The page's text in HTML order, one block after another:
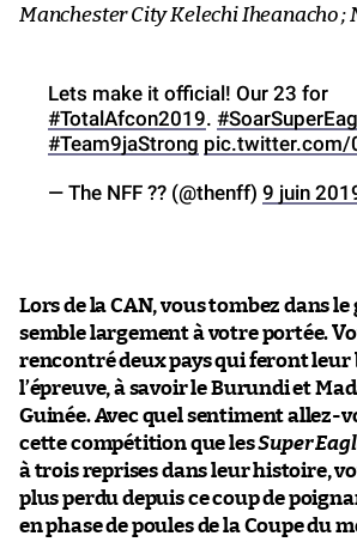
Manchester City Kelechi Iheanacho ;
Lets make it official! Our 23 for
#TotalAfcon2019.
#Team9jaStrong pic.twitter.com/
— The NFF ?? (@thenff) 9 juin
Lors de la CAN, vous tombez dans
semble largement à votre portée.
rencontré deux pays qui feront leur
l’épreuve, à savoir le Burundi et
Guinée. Avec quel sentiment allez-
cette compétition que lesSuper
à trois reprises dans leur histoire,
plus perdu depuis ce coup de
en phase de poules de la Coupe du